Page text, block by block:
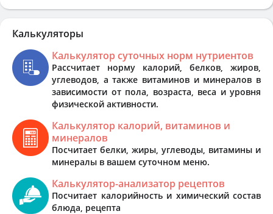
Калькуляторы
Калькулятор суточных норм нутриентов
Рассчитает норму калорий, белков, жиров,
углеводов, а также витаминов и минералов в
зависимости от пола, возраста, веса и уровня
физической активности.
Калькулятор калорий, витаминов и
минералов
Посчитает белки, жиры, углеводы, витамины и
минералы в вашем суточном меню.
Калькулятор-анализатор рецептов
Посчитает калорийность и химический состав
блюда, рецепта